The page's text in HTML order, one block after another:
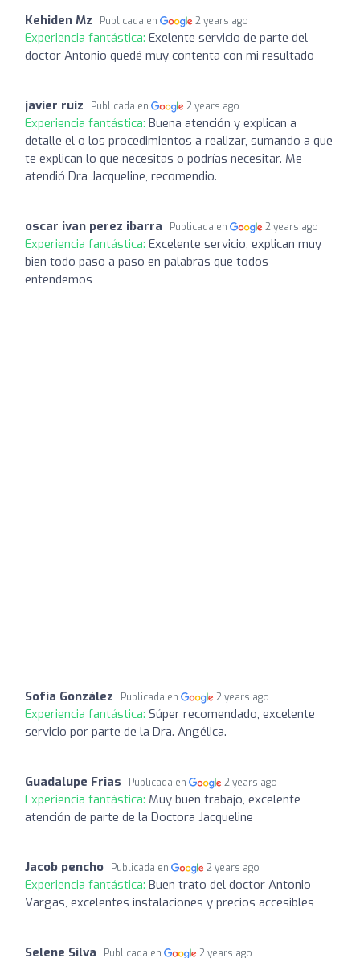
Kehiden Mz Publicada en 2 years ago
Experiencia fantástica: Exelente servicio de parte del
doctor Antonio quedé muy contenta con mi resultado
javier ruiz Publicada en 2 years ago
Experiencia fantástica: Buena atención y explican a
detalle el o los procedimientos a realizar, sumando a que
te explican lo que necesitas o podrías necesitar. Me
atendió Dra Jacqueline, recomendio.
oscar ivan perez ibarra Publicada en 2 years ago
Experiencia fantástica: Excelente servicio, explican muy
bien todo paso a paso en palabras que todos
entendemos
Sofía González Publicada en 2 years ago
Experiencia fantástica: Súper recomendado, excelente
servicio por parte de la Dra. Angélica.
Guadalupe Frias Publicada en 2 years ago
Experiencia fantástica: Muy buen trabajo, excelente
atención de parte de la Doctora Jacqueline
Jacob pencho Publicada en 2 years ago
Experiencia fantástica: Buen trato del doctor Antonio
Vargas, excelentes instalaciones y precios accesibles
Selene Silva Publicada en 2 years ago